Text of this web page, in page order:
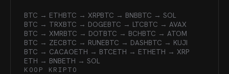
BTC → ETHBTC → XRPBTC → BNBBTC → SOL
BTC → TRXBTC → DOGEBTC → LTCBTC → AVAX
BTC → XMRBTC → DOTBTC → BCHBTC → ATOM
BTC → ZECBTC → RUNEBTC → DASHBTC → KUJI
BTC → CACAOETH → BTCETH → ETHETH → XRP
ETH → BNBETH → SOL
KOOP KRIPTO